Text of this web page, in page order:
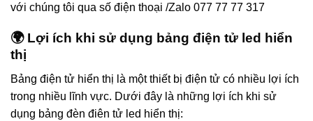
với chúng tôi qua số điện thoại /Zalo 077 77 77 317
🌍 Lợi ích khi sử dụng bảng điện tử led hiển
thị
Bảng điện tử hiển thị là một thiết bị điện tử có nhiều lợi ích
trong nhiều lĩnh vực. Dưới đây là những lợi ích khi sử
dụng bảng đèn điên tử led hiển thị: